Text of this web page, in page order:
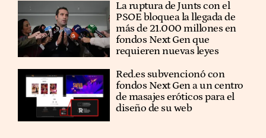
La ruptura de Junts con el
PSOE bloquea la llegada de
más de 21.000 millones en
fondos Next Gen que
requieren nuevas leyes
Red.es subvencionó con
fondos Next Gen a un centro
de masajes eróticos para el
diseño de su web